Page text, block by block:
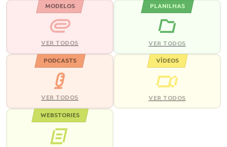
MODELOS
VER TODOS
PLANILHAS
VER TODOS
PODCASTS
VER TODOS
VÍDEOS
VER TODOS
WEBSTORIES